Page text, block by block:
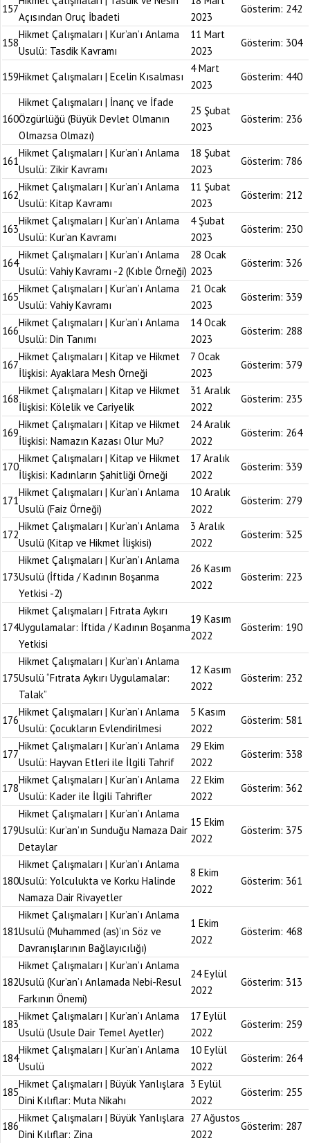
157
Açısından Oruç İbadeti
2023
Gösterim: 242
158
Hikmet Çalışmaları | Kur’an’ı Anlama
Usulü: Tasdik Kavramı
11 Mart
2023
Gösterim: 304
159Hikmet Çalışmaları | Ecelin Kısalması
4 Mart
2023
Gösterim: 440
160
Hikmet Çalışmaları | İnanç ve İfade
Özgürlüğü (Büyük Devlet Olmanın
Olmazsa Olmazı)
25 Şubat
2023
Gösterim: 236
161
Hikmet Çalışmaları | Kur’an’ı Anlama
Usulü: Zikir Kavramı
18 Şubat
2023
Gösterim: 786
162
Hikmet Çalışmaları | Kur’an’ı Anlama
Usulü: Kitap Kavramı
11 Şubat
2023
Gösterim: 212
163
Hikmet Çalışmaları | Kur’an’ı Anlama
Usulü: Kur’an Kavramı
4 Şubat
2023
Gösterim: 230
164
Hikmet Çalışmaları | Kur’an’ı Anlama
Usulü: Vahiy Kavramı -2 (Kıble Örneği)
28 Ocak
2023
Gösterim: 326
165
Hikmet Çalışmaları | Kur’an’ı Anlama
Usulü: Vahiy Kavramı
21 Ocak
2023
Gösterim: 339
166
Hikmet Çalışmaları | Kur’an’ı Anlama
Usulü: Din Tanımı
14 Ocak
2023
Gösterim: 288
167
Hikmet Çalışmaları | Kitap ve Hikmet
İlişkisi: Ayaklara Mesh Örneği
7 Ocak
2023
Gösterim: 379
168
Hikmet Çalışmaları | Kitap ve Hikmet
İlişkisi: Kölelik ve Cariyelik
31 Aralık
2022
Gösterim: 235
169
Hikmet Çalışmaları | Kitap ve Hikmet
İlişkisi: Namazın Kazası Olur Mu?
24 Aralık
2022
Gösterim: 264
170
Hikmet Çalışmaları | Kitap ve Hikmet
İlişkisi: Kadınların Şahitliği Örneği
17 Aralık
2022
Gösterim: 339
171
Hikmet Çalışmaları | Kur’an’ı Anlama
Usulü (Faiz Örneği)
10 Aralık
2022
Gösterim: 279
172
Hikmet Çalışmaları | Kur’an’ı Anlama
Usulü (Kitap ve Hikmet İlişkisi)
3 Aralık
2022
Gösterim: 325
173
Hikmet Çalışmaları | Kur’an’ı Anlama
Usulü (İftida / Kadının Boşanma
Yetkisi -2)
26 Kasım
2022
Gösterim: 223
174
Hikmet Çalışmaları | Fıtrata Aykırı
Uygulamalar: İftida / Kadının Boşanma
Yetkisi
19 Kasım
2022
Gösterim: 190
175
Hikmet Çalışmaları | Kur’an’ı Anlama
Usulü “Fıtrata Aykırı Uygulamalar:
Talak”
12 Kasım
2022
Gösterim: 232
176
Hikmet Çalışmaları | Kur’an’ı Anlama
Usulü: Çocukların Evlendirilmesi
5 Kasım
2022
Gösterim: 581
177
Hikmet Çalışmaları | Kur’an’ı Anlama
Usulü: Hayvan Etleri ile İlgili Tahrif
29 Ekim
2022
Gösterim: 338
178
Hikmet Çalışmaları | Kur’an’ı Anlama
Usulü: Kader ile İlgili Tahrifler
22 Ekim
2022
Gösterim: 362
179
Hikmet Çalışmaları | Kur’an’ı Anlama
Usulü: Kur’an’ın Sunduğu Namaza Dair
Detaylar
15 Ekim
2022
Gösterim: 375
180
Hikmet Çalışmaları | Kur’an’ı Anlama
Usulü: Yolculukta ve Korku Halinde
Namaza Dair Rivayetler
8 Ekim
2022
Gösterim: 361
181
Hikmet Çalışmaları | Kur’an’ı Anlama
Usulü (Muhammed (as)’ın Söz ve
Davranışlarının Bağlayıcılığı)
1 Ekim
2022
Gösterim: 468
182
Hikmet Çalışmaları | Kur’an’ı Anlama
Usulü (Kur’an’ı Anlamada Nebi-Resul
Farkının Önemi)
24 Eylül
2022
Gösterim: 313
183
Hikmet Çalışmaları | Kur’an’ı Anlama
Usulü (Usule Dair Temel Ayetler)
17 Eylül
2022
Gösterim: 259
184
Hikmet Çalışmaları | Kur’an’ı Anlama
Usulü
10 Eylül
2022
Gösterim: 264
185
Hikmet Çalışmaları | Büyük Yanlışlara
Dini Kılıflar: Muta Nikahı
3 Eylül
2022
Gösterim: 255
186
Hikmet Çalışmaları | Büyük Yanlışlara
Dini Kılıflar: Zina
27 Ağustos
2022
Gösterim: 287